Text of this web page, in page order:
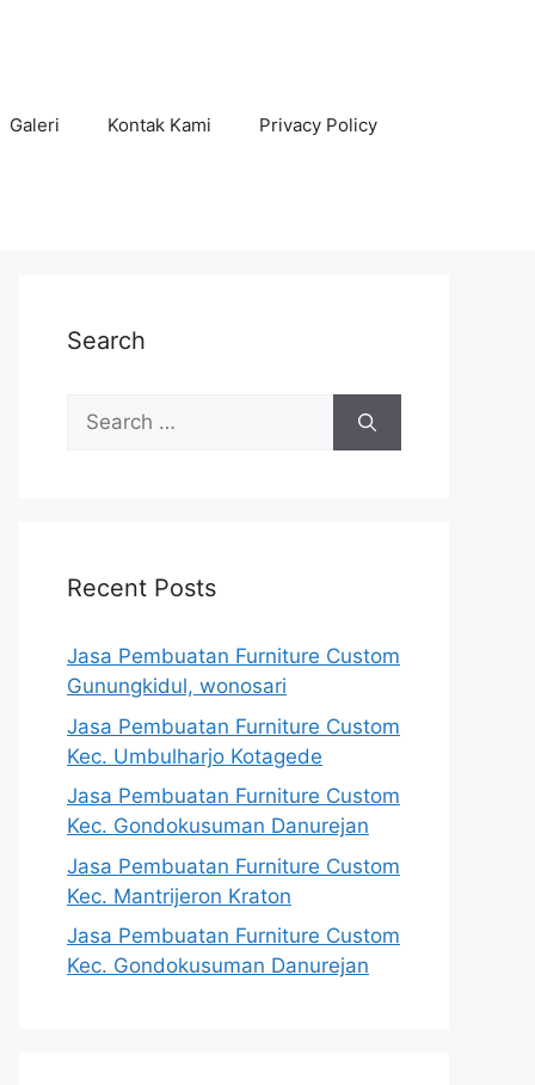
Galeri Kontak Kami Privacy Policy
Search
Search
for:
Recent Posts
Jasa Pembuatan Furniture Custom
Gunungkidul, wonosari
Jasa Pembuatan Furniture Custom
Kec. Umbulharjo Kotagede
Jasa Pembuatan Furniture Custom
Kec. Gondokusuman Danurejan
Jasa Pembuatan Furniture Custom
Kec. Mantrijeron Kraton
Jasa Pembuatan Furniture Custom
Kec. Gondokusuman Danurejan